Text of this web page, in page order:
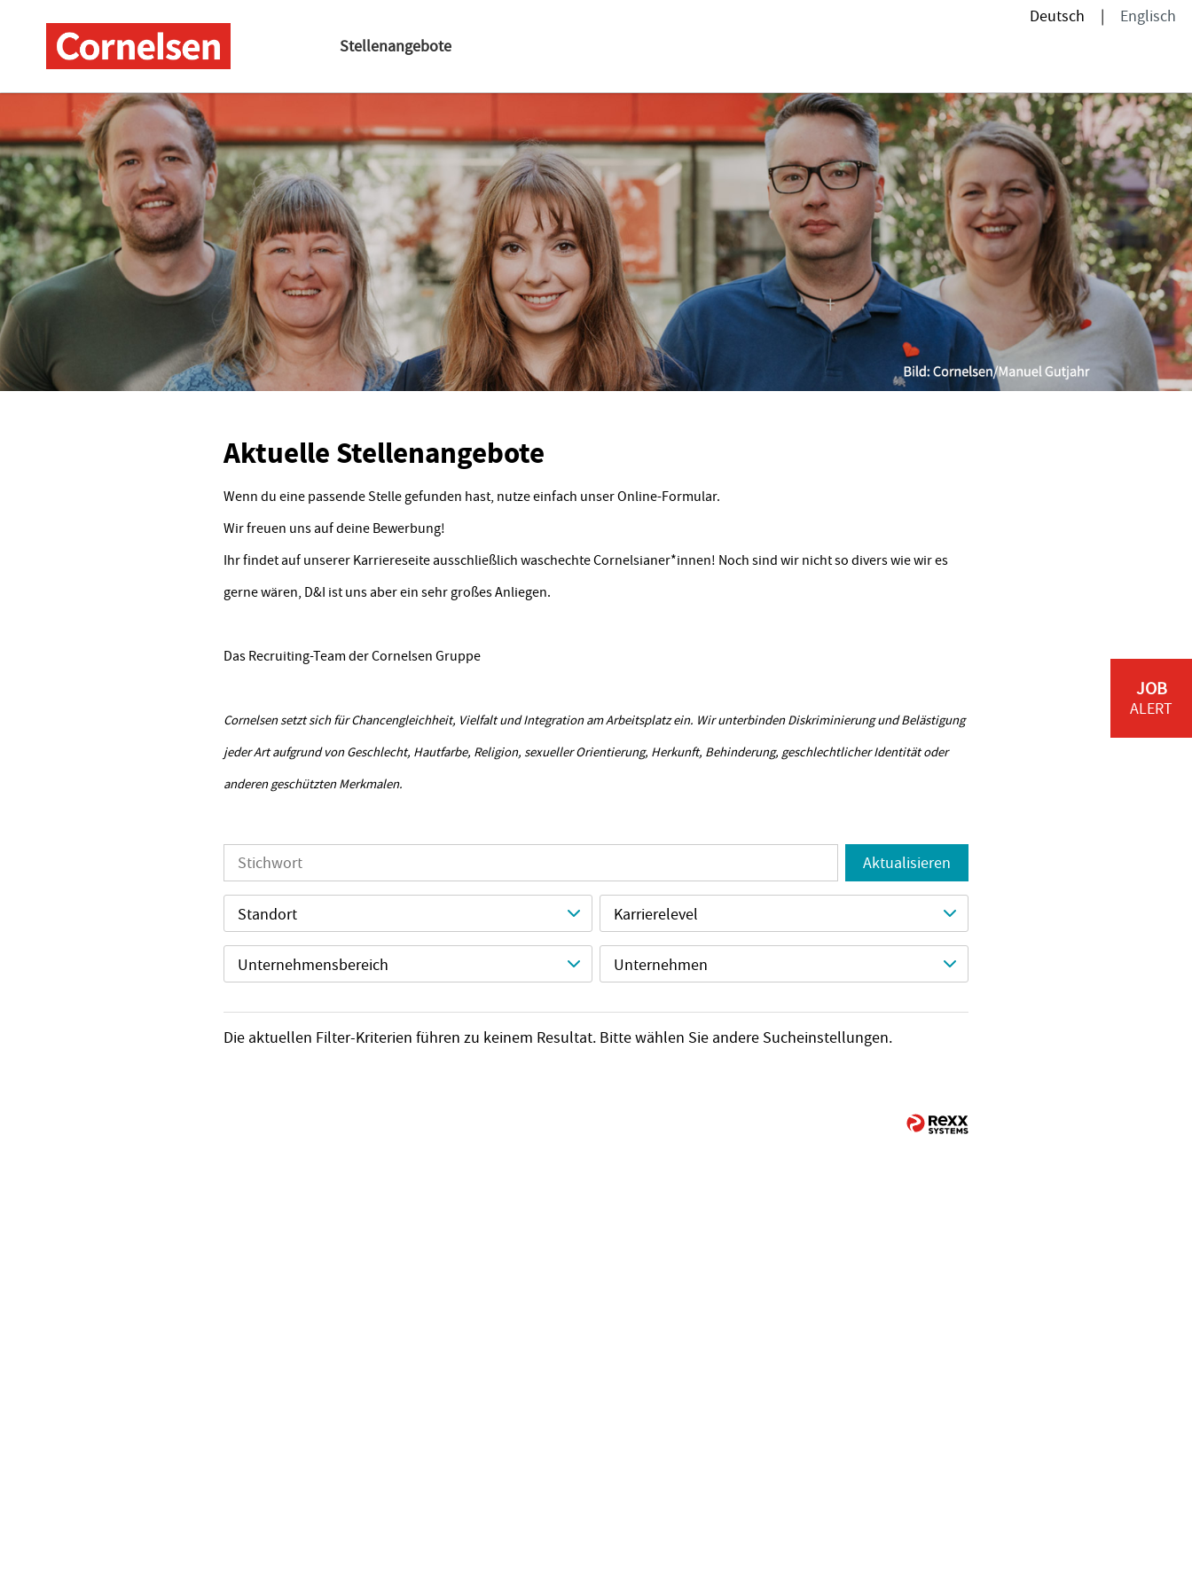
Deutsch
Englisch
Stellenangebote
Aktuelle Stellenangebote
Wenn du eine passende Stelle gefunden hast, nutze einfach unser Online-Formular.
Wir freuen uns auf deine Bewerbung!
Ihr findet auf unserer Karriereseite ausschließlich waschechte Cornelsianer*innen! Noch sind wir nicht so divers wie wir es
gerne wären, D&I ist uns aber ein sehr großes Anliegen.
Das Recruiting-Team der Cornelsen Gruppe
Cornelsen setzt sich für Chancengleichheit, Vielfalt und Integration am Arbeitsplatz ein. Wir unterbinden Diskriminierung und Belästigung
jeder Art aufgrund von Geschlecht, Hautfarbe, Religion, sexueller Orientierung, Herkunft, Behinderung, geschlechtlicher Identität oder
anderen geschützten Merkmalen.
Aktualisieren
Standort Karrierelevel
Unternehmensbereich Unternehmen
Die aktuellen Filter-Kriterien führen zu keinem Resultat. Bitte wählen Sie andere Sucheinstellungen.
JOB
ALERT